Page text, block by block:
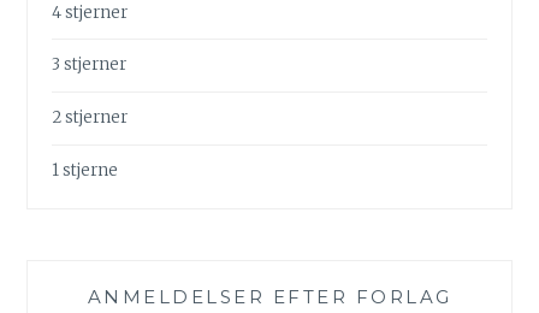
4 stjerner
3 stjerner
2 stjerner
1 stjerne
ANMELDELSER EFTER FORLAG